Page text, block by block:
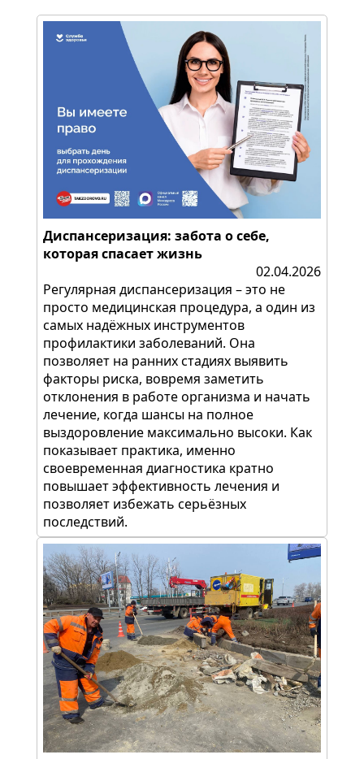
Диспансеризация: забота о себе,
которая спасает жизнь
02.04.2026
Регулярная диспансеризация – это не
просто медицинская процедура, а один из
самых надёжных инструментов
профилактики заболеваний. Она
позволяет на ранних стадиях выявить
факторы риска, вовремя заметить
отклонения в работе организма и начать
лечение, когда шансы на полное
выздоровление максимально высоки. Как
показывает практика, именно
своевременная диагностика кратно
повышает эффективность лечения и
позволяет избежать серьёзных
последствий.